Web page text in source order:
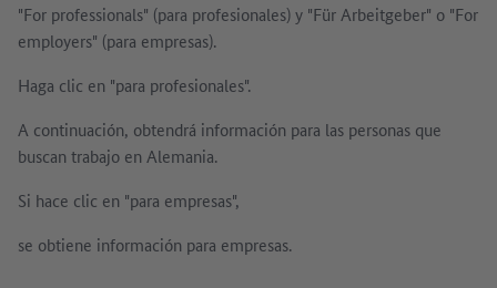
"For professionals" (para profesionales) y "Für Arbeitgeber" o "For
employers" (para empresas).
Haga clic en "para profesionales".
A continuación, obtendrá información para las personas que
buscan trabajo en Alemania.
Si hace clic en "para empresas",
se obtiene información para empresas.